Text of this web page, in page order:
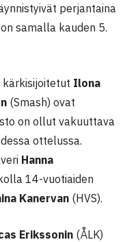
perjantaina
samalla kauden 5.
kärkisijoitetut Ilona
(Smash) ovat
on ollut vakuuttava
ottelussa.
Hanna
14-vuotiaiden
Kanervan (HVS).
Erikssonin (ÅLK)